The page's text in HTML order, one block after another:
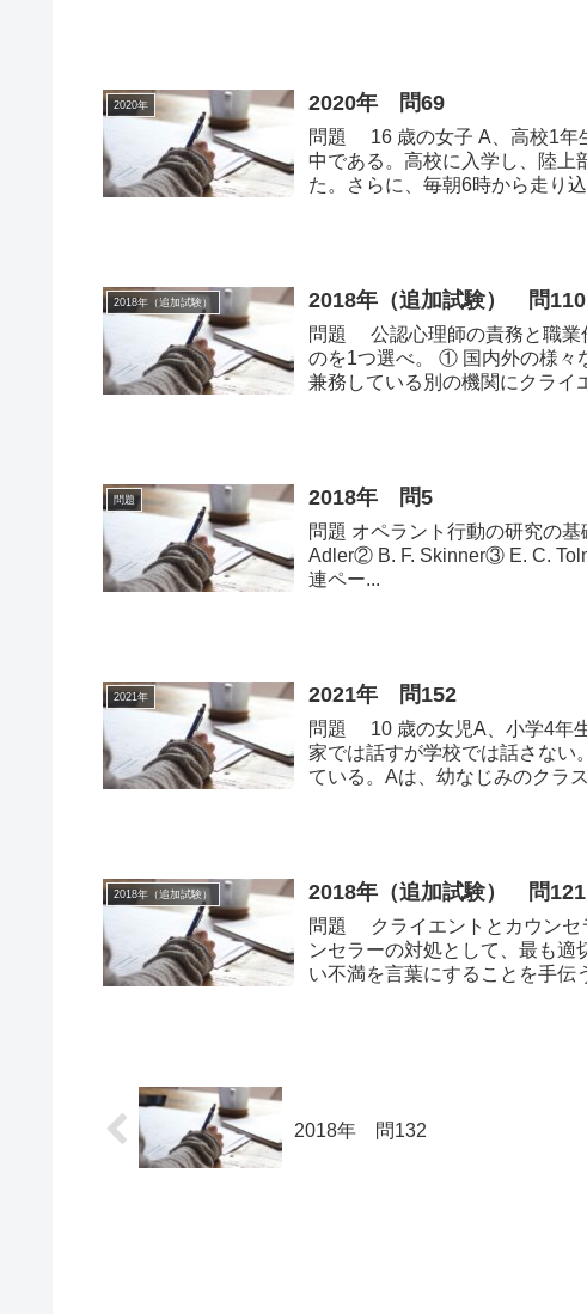
2020年 2020年 問69
問題 16 歳の女子 A、高校1年
中である。高校に入学し、陸上
た。さらに、毎朝6時から走り
2018年（追加試験） 2018年（追加試験） 問110
問題 公認心理師の責務と職業
のを1つ選べ。 ① 国内外の様々
兼務している別の機関にクラ
問題 2018年 問5
問題 オペラント行動の研究の
Adler② B. F. Skinner③ E. C.
連ペー...
2021年 2021年 問152
問題 10 歳の女児A、小学4年
家では話すが学校では話さない
ている。Aは、幼なじみのクラ
2018年（追加試験） 2018年（追加試験） 問121
問題 クライエントとカウンセ
ンセラーの対処として、最も
い不満を言葉にすることを手
2018年 問132